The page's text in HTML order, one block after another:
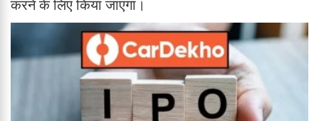
करने के लिए किया जाएगा।